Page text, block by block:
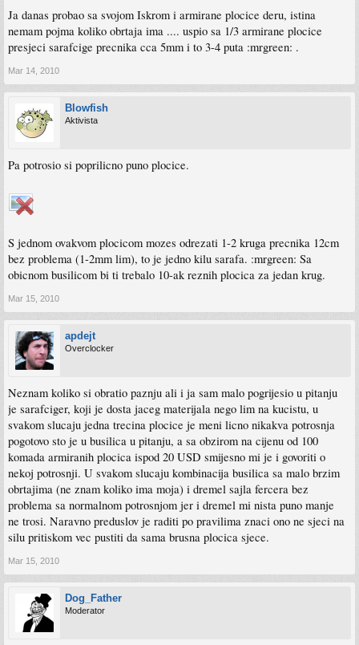
Ja danas probao sa svojom Iskrom i armirane plocice deru, istina
nemam pojma koliko obrtaja ima .... uspio sa 1/3 armirane plocice
presjeci sarafcige precnika cca 5mm i to 3-4 puta :mrgreen: .
Mar 14, 2010
Blowfish
Aktivista
Pa potrosio si poprilicno puno plocice.
S jednom ovakvom plocicom mozes odrezati 1-2 kruga precnika 12cm
bez problema (1-2mm lim), to je jedno kilu sarafa. :mrgreen: Sa
obicnom busilicom bi ti trebalo 10-ak reznih plocica za jedan krug.
Mar 15, 2010
apdejt
Overclocker
Neznam koliko si obratio paznju ali i ja sam malo pogrijesio u pitanju
je sarafciger, koji je dosta jaceg materijala nego lim na kucistu, u
svakom slucaju jedna trecina plocice je meni licno nikakva potrosnja
pogotovo sto je u busilica u pitanju, a sa obzirom na cijenu od 100
komada armiranih plocica ispod 20 USD smijesno mi je i govoriti o
nekoj potrosnji. U svakom slucaju kombinacija busilica sa malo brzim
obrtajima (ne znam koliko ima moja) i dremel sajla fercera bez
problema sa normalnom potrosnjom jer i dremel mi nista puno manje
ne trosi. Naravno preduslov je raditi po pravilima znaci ono ne sjeci na
silu pritiskom vec pustiti da sama brusna plocica sjece.
Mar 15, 2010
Dog_Father
Moderator